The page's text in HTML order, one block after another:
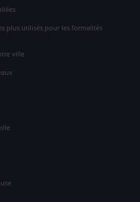
plus utilisés pour les formalités
ville